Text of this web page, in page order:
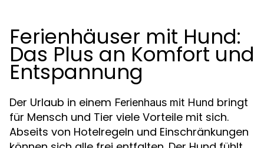
Ferienhäuser mit Hund:
Das Plus an Komfort und
Entspannung
Der Urlaub in einem Ferienhaus mit Hund bringt
für Mensch und Tier viele Vorteile mit sich.
Abseits von Hotelregeln und Einschränkungen